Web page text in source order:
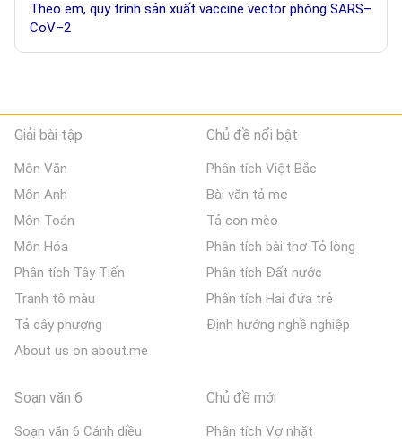
Theo em, quy trình sản xuất vaccine vector phòng SARS–
CoV–2
Giải bài tập
Môn Văn
Môn Anh
Môn Toán
Môn Hóa
Phân tích Tây Tiến
Tranh tô màu
Tả cây phượng
About us on about.me
Chủ đề nổi bật
Phân tích Việt Bắc
Bài văn tả mẹ
Tả con mèo
Phân tích bài thơ Tỏ lòng
Phân tích Đất nước
Phân tích Hai đứa trẻ
Định hướng nghề nghiệp
Soạn văn 6
Soạn văn 6 Cánh diều
Chủ đề mới
Phân tích Vợ nhặt